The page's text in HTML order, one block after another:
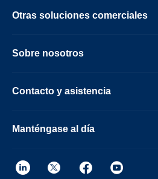
Otras soluciones comerciales
Sobre nosotros
Contacto y asistencia
Manténgase al día